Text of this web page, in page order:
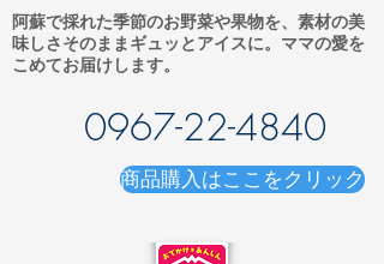
阿蘇で採れた季節のお野菜や果物を、素材の美
味しさそのままギュッとアイスに。ママの愛を
こめてお届けします。
0967-22-4840
商品購入はここをクリック